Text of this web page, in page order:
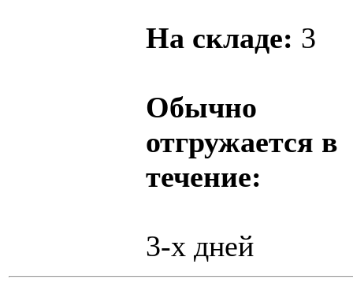
На складе: 3
Обычно
отгружается в
течение:
3-х дней